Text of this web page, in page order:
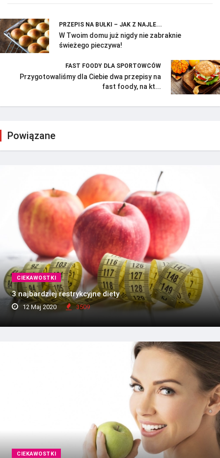
PRZEPIS NA BUŁKI – JAK Z NAJLE...
W Twoim domu już nigdy nie zabraknie
świeżego pieczywa!
FAST FOODY DLA SPORTOWCÓW
Przygotowaliśmy dla Ciebie dwa przepisy na
fast foody, na kt...
Powiązane
CIEKAWOSTKI
3 najbardziej restrykcyjne diety
12 Maj 2020 3509
CIEKAWOSTKI